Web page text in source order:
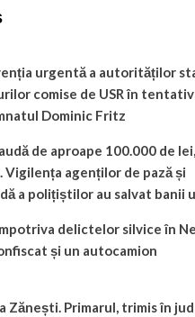
urgentă a autorităților
comise de USR în
Dominic Fritz
de aproape 100.000 de
Vigilența agenților de pază și
a polițiștilor au salvat banii
delictelor silvice în
și un autocamion
Zănești. Primarul, trimis în